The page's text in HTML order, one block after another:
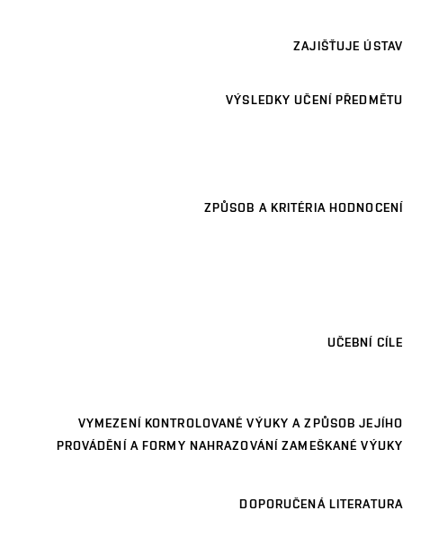
ZAJIŠŤUJE ÚSTAV
VÝSLEDKY UČENÍ PŘEDMĚTU
ZPŮSOB A KRITÉRIA HODNOCENÍ
UČEBNÍ CÍLE
VYMEZENÍ KONTROLOVANÉ VÝUKY A ZPŮSOB JEJÍHO
PROVÁDĚNÍ A FORMY NAHRAZOVÁNÍ ZAMEŠKANÉ VÝUKY
DOPORUČENÁ LITERATURA